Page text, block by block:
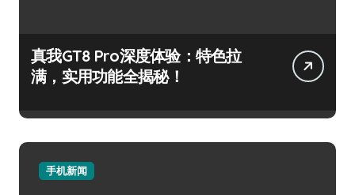
真我GT8 Pro深度体验：特色拉
满，实用功能全揭秘！
手机新闻